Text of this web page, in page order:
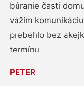
búranie časti
vážim
prebehlo bez
termínu.
PETER